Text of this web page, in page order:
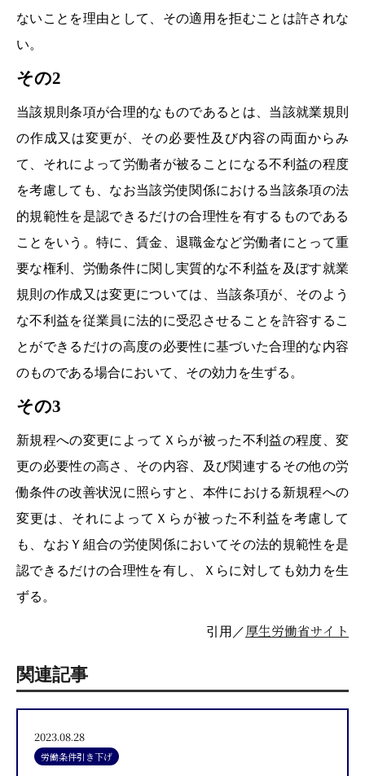
ないことを理由として、その適用を拒むことは許されな
い。
その2
当該規則条項が合理的なものであるとは、当該就業規則
の作成又は変更が、その必要性及び内容の両面からみ
て、それによって労働者が被ることになる不利益の程度
を考慮しても、なお当該労使関係における当該条項の法
的規範性を是認できるだけの合理性を有するものである
ことをいう。特に、賃金、退職金など労働者にとって重
要な権利、労働条件に関し実質的な不利益を及ぼす就業
規則の作成又は変更については、当該条項が、そのよう
な不利益を従業員に法的に受忍させることを許容するこ
とができるだけの高度の必要性に基づいた合理的な内容
のものである場合において、その効力を生ずる。
その3
新規程への変更によってＸらが被った不利益の程度、変
更の必要性の高さ、その内容、及び関連するその他の労
働条件の改善状況に照らすと、本件における新規程への
変更は、それによってＸらが被った不利益を考慮して
も、なおＹ組合の労使関係においてその法的規範性を是
認できるだけの合理性を有し、Ｘらに対しても効力を生
ずる。
引用／厚生労働省サイト
関連記事
2023.08.28
労働条件引き下げ